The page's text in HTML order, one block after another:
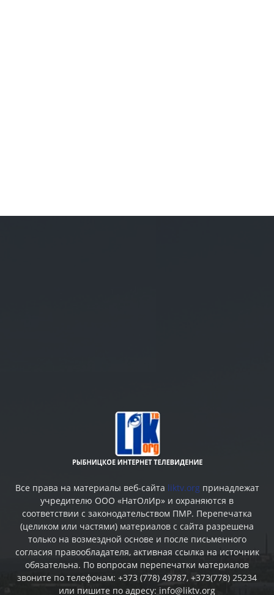
Все права на материалы веб-сайта liktv.org принадлежат
учредителю ООО «НатОлИр» и охраняются в
соответствии с законодательством ПМР. Перепечатка
(целиком или частями) материалов c сайта разрешена
только на возмездной основе и после письменного
согласия правообладателя, активная ссылка на источник
обязательна. По вопросам перепечатки материалов
звоните по телефонам: +373 (778) 49787, +373(778) 25234
или пишите по адресу: info@liktv.org